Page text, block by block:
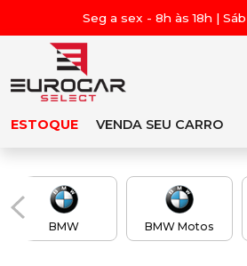
Seg a sex - 8h às 18h |
ESTOQUE VENDA SEU CARRO
BMW BMW Motos